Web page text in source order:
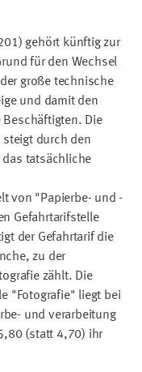
gehört künftig zur
für den Wechsel
große technische
und damit den
Die
steigt durch den
tatsächliche
von "Papierbe- und -
Gefahrtarifstelle
der Gefahrtarif die
zu der
zählt. Die
"Fotografie" liegt bei
und verarbeitung
(statt 4,70) ihr